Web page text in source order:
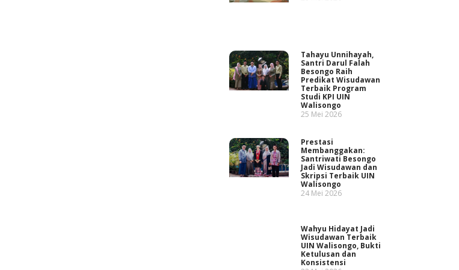
Tahayu Unnihayah,
Santri Darul Falah
Besongo Raih
Predikat Wisudawan
Terbaik Program
Studi KPI UIN
Walisongo
25 Mei 2026
Prestasi
Membanggakan:
Santriwati Besongo
Jadi Wisudawan dan
Skripsi Terbaik UIN
Walisongo
24 Mei 2026
Wahyu Hidayat Jadi
Wisudawan Terbaik
UIN Walisongo, Bukti
Ketulusan dan
Konsistensi